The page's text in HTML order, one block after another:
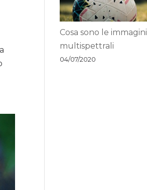
Cosa sono le immagini
multispettrali
04/07/2020